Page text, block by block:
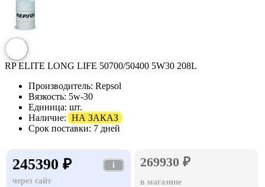
RP ELITE LONG LIFE 50700/50400 5W30 208L
Производитель: Repsol
Вязкость: 5w-30
Единица: шт.
Наличие: НА ЗАКАЗ
Срок поставки: 7 дней
245390 ₽
i
через сайт
269930 ₽
в магазине